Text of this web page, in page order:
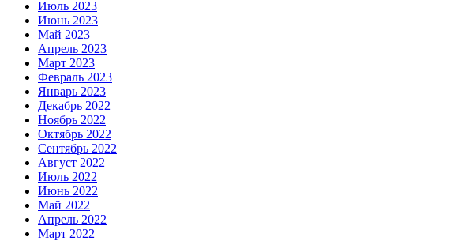
Июль 2023
Июнь 2023
Май 2023
Апрель 2023
Март 2023
Февраль 2023
Январь 2023
Декабрь 2022
Ноябрь 2022
Октябрь 2022
Сентябрь 2022
Август 2022
Июль 2022
Июнь 2022
Май 2022
Апрель 2022
Март 2022